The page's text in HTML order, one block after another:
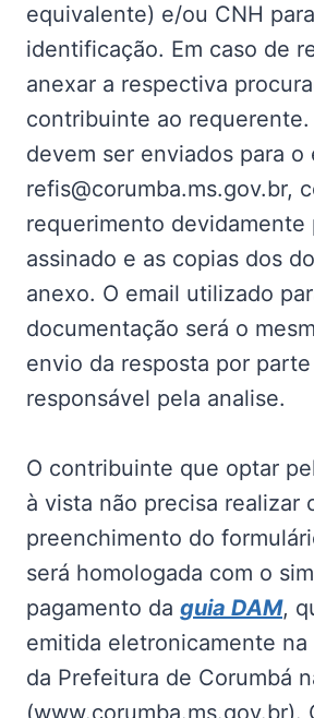
equivalente) e/ou CNH
identificação. Em caso de
anexar a respectiva
contribuinte ao requerente.
devem ser enviados para o
refis@corumba.ms.gov.br,
requerimento devidamente
assinado e as copias dos
anexo. O email utilizado
documentação será o
envio da resposta por
responsável pela analise.
O contribuinte que optar
à vista não precisa realizar
preenchimento do
será homologada com o
pagamento da guia DAM,
emitida eletronicamente
da Prefeitura de Corumbá
(www.corumba.ms.gov.br).